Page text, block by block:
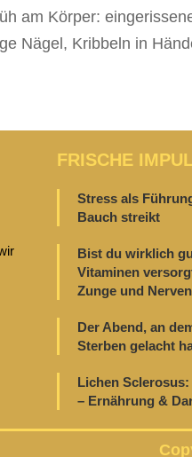
am Körper:
Nägel, Kribbeln in
FRISCHE
Stress als
Bauch streikt
Bist du wirklich
Vitaminen
Zunge und
Der Abend, an
Sterben gelacht
Lichen
– Ernährung &